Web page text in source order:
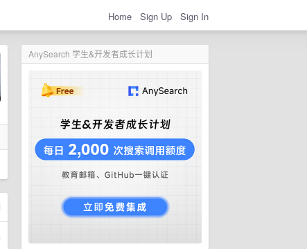
Home Sign Up Sign In
AnySearch 学生&开发者成长计划